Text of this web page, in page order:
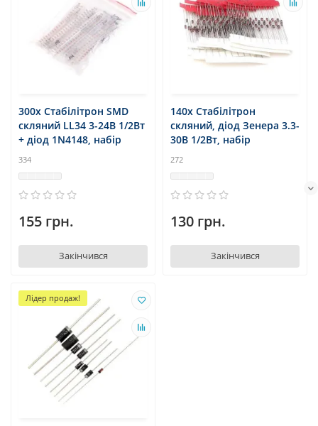
300x Стабілітрон SMD
скляний LL34 3-24В 1/2Вт
+ діод 1N4148, набір
334
155 грн.
Закінчився
140x Стабілітрон
скляний, діод Зенера 3.3-
30В 1/2Вт, набір
272
130 грн.
Закінчився
Лідер продаж!